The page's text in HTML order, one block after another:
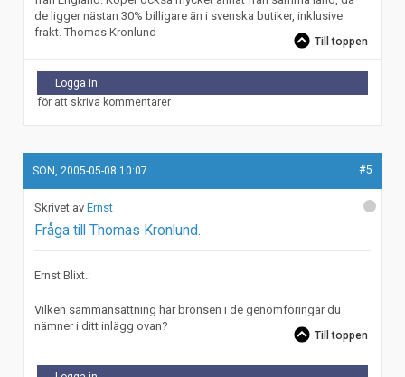
de ligger nästan 30% billigare än i svenska butiker, inklusive
frakt. Thomas Kronlund
Till toppen
Logga in
för att skriva kommentarer
SÖN, 2005-05-08 10:07 #5
Ernst
Fråga till Thomas Kronlund.
Ernst Blixt.:
Vilken sammansättning har bronsen i de genomföringar du
nämner i ditt inlägg ovan?
Till toppen